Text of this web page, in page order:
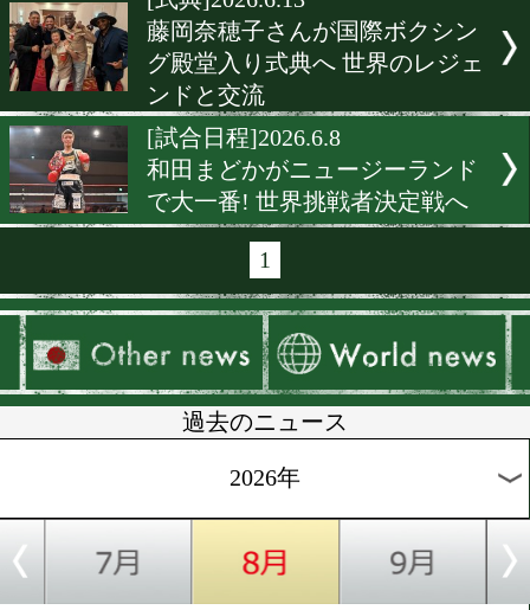
ト級戦で示した現在地
[記者会見]2026.6.23
アジア人女子初の快挙! 藤
穂子が殿堂入り会見で語っ
点
[帰国会見]2026.6.18
ブーイングも砂嵐も力に!
防衛の晝田瑞希が見据える
[セレモニー]2026.6.15
藤岡奈穂子さんが国際ボク
グ殿堂式典に出席 祝福の
[式典]2026.6.13
藤岡奈穂子さんが国際ボク